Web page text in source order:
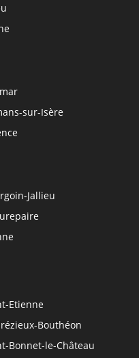
sur-Isère
Jallieu
Etienne
Bouthéon
Bonnet-le-Château